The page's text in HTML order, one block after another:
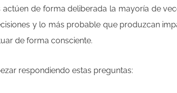
de forma deliberada la mayoría de
y lo más probable que produzcan
de forma consciente.
respondiendo estas preguntas: